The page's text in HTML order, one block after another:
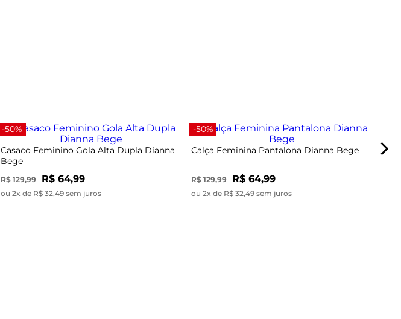
-50%
Casaco Feminino Gola Alta Dupla Dianna
Bege
R$ 129,99 R$ 64,99
ou 2x de R$ 32,49 sem juros
-50%
Calça Feminina Pantalona Dianna Bege
R$ 129,99 R$ 64,99
ou 2x de R$ 32,49 sem juros